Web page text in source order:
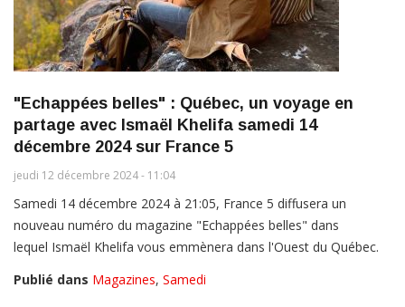
"Echappées belles" : Québec, un voyage en
partage avec Ismaël Khelifa samedi 14
décembre 2024 sur France 5
jeudi 12 décembre 2024 - 11:04
Samedi 14 décembre 2024 à 21:05, France 5 diffusera un
nouveau numéro du magazine "Echappées belles" dans
lequel Ismaël Khelifa vous emmènera dans l'Ouest du Québec.
Publié dans Magazines, Samedi